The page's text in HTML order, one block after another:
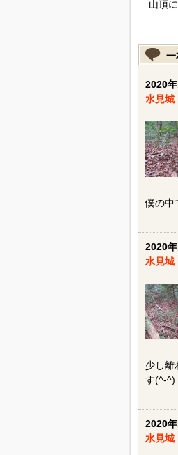
山頂
一
2020
水見
僕の中
2020
水見
少し離
す(^-^)
2020
水見